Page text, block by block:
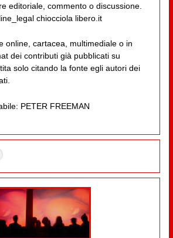
editoriale, commento o discussione.
chiocciola libero.it
online, cartacea, multimediale o in
dei contributi già pubblicati su
solo citando la fonte egli autori dei
PETER FREEMAN